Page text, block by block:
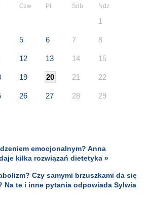
Czw Pt Sob Ndz
1
5 6 7 8
12 13 14 15
19 20 21 22
26 27 28 29
emocjonalnym? Anna
kilka rozwiązań dietetyka »
Czy samymi brzuszkami da się
Na te i inne pytania odpowiada Sylwia